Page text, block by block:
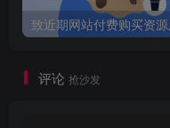
分别在 service 、
评论 抢沙发